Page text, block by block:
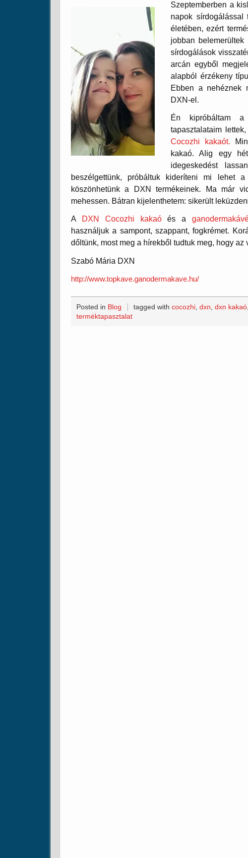
Szeptemberben a
napok
életében, ezért
jobban
sírdogálások
arcán egyből
alapból érzékeny
Ebben a nehéznek
DXN-el.
Én kipróbáltam a
tapasztalataim
Cocozhi kakaót.
kakaó. Alig egy
idegeskedést
beszélgettünk, próbáltuk kideríteni mi lehet
köszönhetünk a DXN termékeinek. Ma már
mehessen. Bátran kijelenthetem: sikerült
A DXN Cocozhi kakaóés a
használjuk a sampont, szappant, fogkrémet.
dőltünk, most meg a hírekből tudtuk meg, hogy az
Szabó Mária DXN
http://www.topkave.ganodermakave.hu/
Posted in Blog tagged withcocozhi ,dxn ,dxn kakaó
terméktapasztalat